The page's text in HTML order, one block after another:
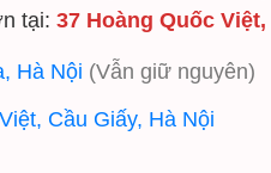
tại: 37 Hoàng Quốc
Hà Nội (Vẫn giữ nguyên)
Cầu Giấy, Hà Nội